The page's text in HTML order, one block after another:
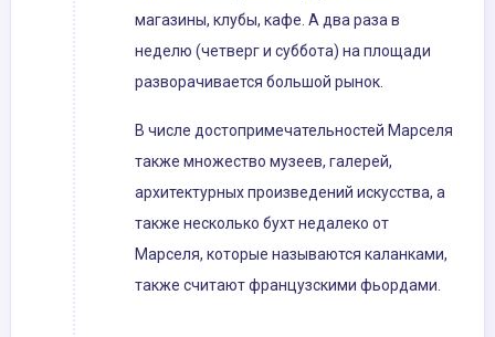
магазины, клубы, кафе. А два раза в
неделю (четверг и суббота) на площади
разворачивается большой рынок.
В числе достопримечательностей Марселя
также множество музеев, галерей,
архитектурных произведений искусства, а
также несколько бухт недалеко от
Марселя, которые называются каланками,
также считают французскими фьордами.